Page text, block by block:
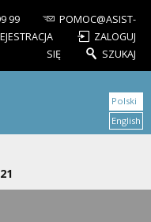
99
POMOC@ASIST-
ZALOGUJ
SIĘ
SZUKAJ
Polski
English